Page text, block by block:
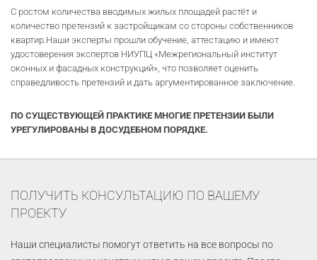
С ростом количества вводимых жилых площадей растёт и
количество претензий к застройщикам со стороны собственников
квартир.Наши эксперты прошли обучение, аттестацию и имеют
удостоверения экспертов НИУПЦ «Межрегиональный институт
оконных и фасадных конструкций», что позволяет оценить
справедливость претензий и дать аргументированное заключение.
ПО СУЩЕСТВУЮЩЕЙ ПРАКТИКЕ МНОГИЕ ПРЕТЕНЗИИ БЫЛИ
УРЕГУЛИРОВАНЫ В ДОСУДЕБНОМ ПОРЯДКЕ.
ПОЛУЧИТЬ КОНСУЛЬТАЦИЮ ПО ВАШЕМУ
ПРОЕКТУ
Наши специалисты помогут ответить на все вопросы по